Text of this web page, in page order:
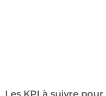
Les KPI à suivre